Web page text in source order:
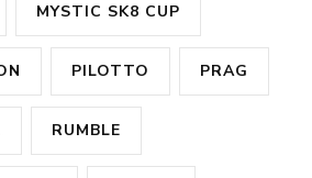
MYSTIC SK8 CUP
PILOTTO PRAG
RUMBLE